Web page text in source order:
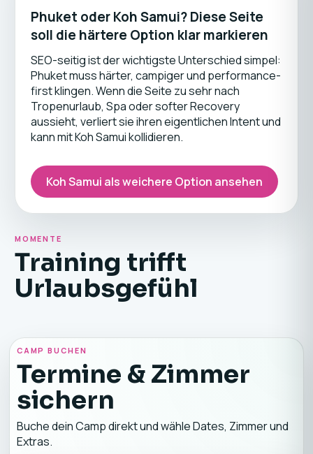
Phuket oder Koh Samui? Diese Seite
soll die härtere Option klar markieren
SEO-seitig ist der wichtigste Unterschied simpel:
Phuket muss härter, campiger und performance-
first klingen. Wenn die Seite zu sehr nach
Tropenurlaub, Spa oder softer Recovery
aussieht, verliert sie ihren eigentlichen Intent und
kann mit Koh Samui kollidieren.
Koh Samui als weichere Option ansehen
MOMENTE
Training trifft
Urlaubsgefühl
CAMP BUCHEN
Termine & Zimmer
sichern
Buche dein Camp direkt und wähle Dates, Zimmer und
Extras.